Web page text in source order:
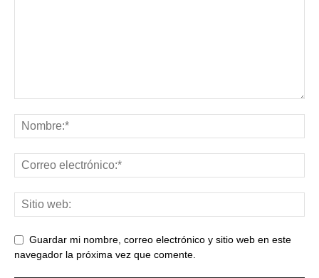
Guardar mi nombre, correo electrónico y sitio web en este
navegador la próxima vez que comente.